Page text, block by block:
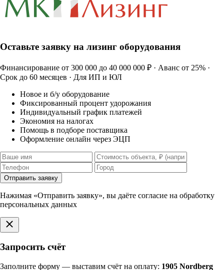
Оставьте заявку на лизинг оборудования
Финансирование от 300 000 до 40 000 000 ₽ · Аванс от 25% ·
Срок до 60 месяцев · Для ИП и ЮЛ
Новое и б/у оборудование
Фиксированный процент удорожания
Индивидуальный график платежей
Экономия на налогах
Помощь в подборе поставщика
Оформление онлайн через ЭЦП
Отправить заявку
Нажимая «Отправить заявку», вы даёте согласие на обработку
персональных данных
Запросить счёт
Заполните форму — выставим счёт на оплату: 1905 Nordberg